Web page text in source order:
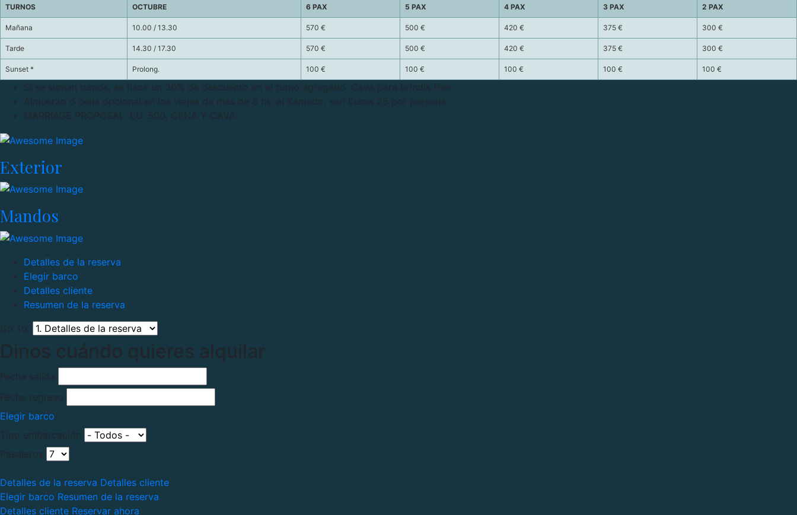
TURNOS OCTUBRE 6 PAX 5 PAX 4 PAX 3 PAX 2 PAX
Mañana 10.00 / 13.30 570 € 500 € 420 € 375 € 300 €
Tarde 14.30 / 17.30 570 € 500 € 420 € 375 € 300 €
Sunset * Prolong. 100 € 100 € 100 € 100 € 100 €
Si se suman turnos, se hace un 30% de descuento en el turno agregado. Cava para brindis free
Almuerzo o cena opcional en los viajes de más de 6 hs. al Kamado, son Euros 25 por persona
MARRIAGE PROPOSAL: EU. 500, CENA Y CAVA
Exterior
Mandos
Detalles de la reserva
Elegir barco
Detalles cliente
Resumen de la reserva
Go To:
Dinos cuándo quieres alquilar
Fecha salida
Fecha regreso
Elegir barco
Tipo embarcación
Pasajeros
Detalles de la reserva Detalles cliente
Elegir barco Resumen de la reserva
Detalles cliente Reservar ahora